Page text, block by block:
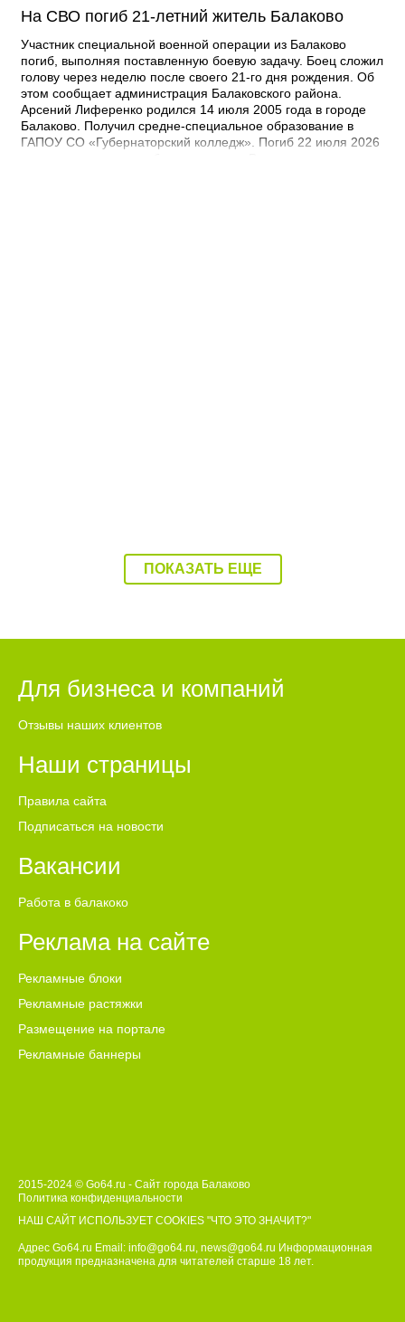
На СВО погиб 21-летний житель Балаково
Участник специальной военной операции из Балаково
погиб, выполняя поставленную боевую задачу. Боец сложил
голову через неделю после своего 21-го дня рождения. Об
этом сообщает администрация Балаковского района.
Арсений Лиференко родился 14 июля 2005 года в городе
Балаково. Получил средне-специальное образование в
ГАПОУ СО «Губернаторский колледж». Погиб 22 июля 2026
ПОКАЗАТЬ ЕЩЕ
Для бизнеса и компаний
Отзывы наших клиентов
Наши страницы
Правила сайта
Подписаться на новости
Вакансии
Работа в балакоко
Реклама на сайте
Рекламные блоки
Рекламные растяжки
Размещение на портале
Рекламные баннеры
2015-2024 © Go64.ru - Сайт города Балаково
Политика конфиденциальности
НАШ САЙТ ИСПОЛЬЗУЕТ COOKIES "ЧТО ЭТО ЗНАЧИТ?"
Адрес Go64.ru Email: info@go64.ru, news@go64.ru Информационная
продукция предназначена для читателей старше 18 лет.